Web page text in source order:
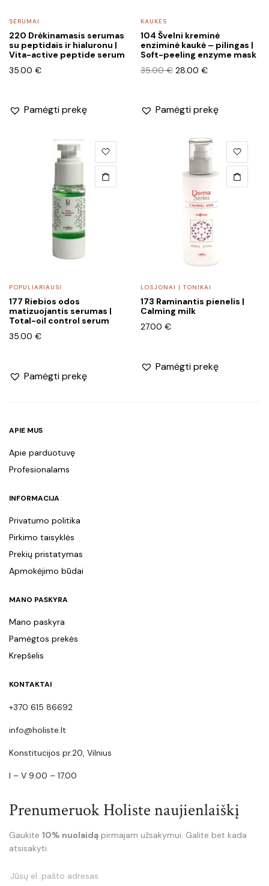
SERUMAI
220 Drėkinamasis serumas
su peptidais ir hialuronu |
Vita-active peptide serum
35.00 €
Pamėgti prekę
KAUKĖS
104 Švelni kreminė
enziminė kaukė – pilingas |
Soft-peeling enzyme mask
35.00€ Original
35.00 €.
28.00 €Current
28.00 €.
Pamėgti prekę
POPULIARIAUSI
177 Riebios odos
matizuojantis serumas |
Total-oil control serum
35.00 €
Pamėgti prekę
LOSJONAI | TONIKAI
173 Raminantis pienelis |
Calming milk
27.00 €
Pamėgti prekę
APIE MUS
Apie parduotuvę
Profesionalams
INFORMACIJA
Privatumo politika
Pirkimo taisyklės
Prekių pristatymas
Apmokėjimo būdai
MANO PASKYRA
Mano paskyra
Pamėgtos prekės
Krepšelis
KONTAKTAI
+370 615 86692
info@holiste.lt
Konstitucijos pr.20, Vilnius
I – V 9.00 – 17.00
Prenumeruok Holiste naujienlaiškį
Gaukite 10% nuolaidą pirmajam užsakymui. Galite bet kada
atsisakyti.